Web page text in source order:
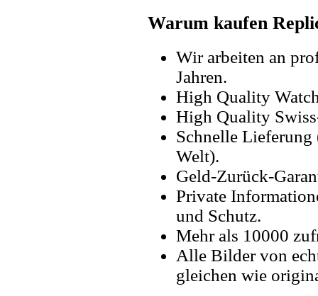
Warum kaufen
Wir arbeiten an
Jahren.
High Quality
High Quality
Schnelle Lieferung
Welt).
Geld-Zurück-
Private
und Schutz.
Mehr als 10000
Alle Bilder von
gleichen wie